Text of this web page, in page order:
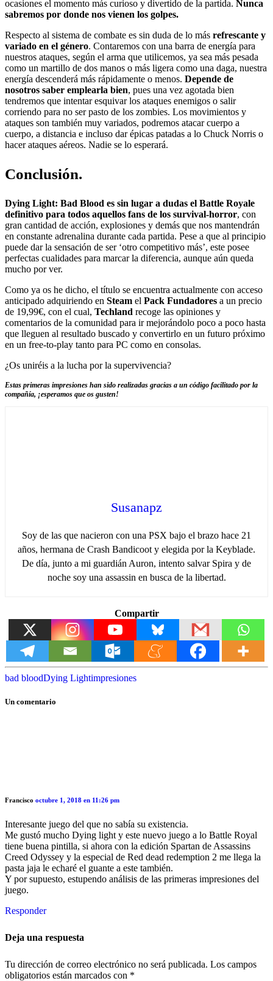
ocasiones el momento más curioso y divertido de la partida. Nunca
sabremos por donde nos vienen los golpes.
Respecto al sistema de combate es sin duda de lo más refrescante y
variado en el género. Contaremos con una barra de energía para
nuestros ataques, según el arma que utilicemos, ya sea más pesada
como un martillo de dos manos o más ligera como una daga, nuestra
energía descenderá más rápidamente o menos. Depende de
nosotros saber emplearla bien, pues una vez agotada bien
tendremos que intentar esquivar los ataques enemigos o salir
corriendo para no ser pasto de los zombies. Los movimientos y
ataques son también muy variados, podremos atacar cuerpo a
cuerpo, a distancia e incluso dar épicas patadas a lo Chuck Norris o
hacer ataques aéreos. Nadie se lo esperará.
Conclusión.
Dying Light: Bad Blood es sin lugar a dudas el Battle Royale
definitivo para todos aquellos fans de los survival-horror, con
gran cantidad de acción, explosiones y demás que nos mantendrán
en constante adrenalina durante cada partida. Pese a que al principio
puede dar la sensación de ser ‘otro competitivo más’, este posee
perfectas cualidades para marcar la diferencia, aunque aún queda
mucho por ver.
Como ya os he dicho, el título se encuentra actualmente con acceso
anticipado adquiriendo en Steam el Pack Fundadores a un precio
de 19,99€, con el cual, Techland recoge las opiniones y
comentarios de la comunidad para ir mejorándolo poco a poco hasta
que lleguen al resultado buscado y convertirlo en un futuro próximo
en un free-to-play tanto para PC como en consolas.
¿Os uniréis a la lucha por la supervivencia?
Estas primeras impresiones han sido realizadas gracias a un código facilitado por la
compañía, ¡esperamos que os gusten!
Susanapz
Soy de las que nacieron con una PSX bajo el brazo hace 21
años, hermana de Crash Bandicoot y elegida por la Keyblade.
De día, junto a mi guardián Auron, intento salvar Spira y de
noche soy una assassin en busca de la libertad.
Compartir
bad bloodDying Lightimpresiones
Un comentario
Francisco octubre 1, 2018 en 11:26 pm
Interesante juego del que no sabía su existencia.
Me gustó mucho Dying light y este nuevo juego a lo Battle Royal
tiene buena pintilla, si ahora con la edición Spartan de Assassins
Creed Odyssey y la especial de Red dead redemption 2 me llega la
pasta jaja le echaré el guante a este también.
Y por supuesto, estupendo análisis de las primeras impresiones del
juego.
Responder
Deja una respuesta
Tu dirección de correo electrónico no será publicada. Los campos
obligatorios están marcados con *